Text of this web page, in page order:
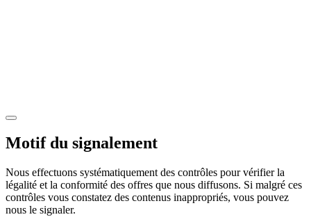
Motif du signalement
Nous effectuons systématiquement des contrôles pour vérifier la
légalité et la conformité des offres que nous diffusons. Si malgré ces
contrôles vous constatez des contenus inappropriés, vous pouvez
nous le signaler.